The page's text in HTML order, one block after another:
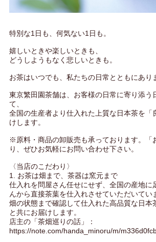
特別な1日も、何気ない1日も。
嬉しいときや楽しいときも、
どうしようもなく悲しいときも。
お茶はいつでも、私たちの日常とともにあり
東京繁田園茶舗は、お客様の日常に寄り添う
て、
全国の生産者より仕入れた上質な日本茶を「
けします。
※原料・商品の卸販売も承っております。「
り、ぜひお気軽にお問い合わせ下さい。
〈当店のこだわり〉
1. お茶は畑まで、茶器は窯元まで
仕入れを問屋さん任せにせず、全国の産地に
んから直接茶葉を仕入れさせていただいてい
畑の状態まで確認して仕入れた高品質な日本
と共にお届けします。
店主の「茶畑巡りの話」：
https://note.com/handa_minoru/m/